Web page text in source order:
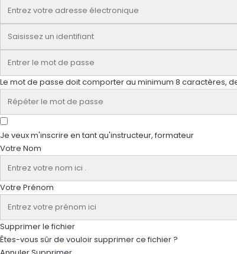
Le mot de passe doit comporter au minimum 8 caractères,
Je veux m'inscrire en tant qu'instructeur, formateur
Votre Nom
Votre Prénom
Supprimer le fichier
Êtes-vous sûr de vouloir supprimer ce fichier ?